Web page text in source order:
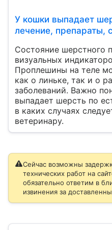
У кошки выпадает
лечение, препараты,
Состояние шерстного
визуальных
Проплешины на теле
как о линьке, так и о
заболеваний. Важно
выпадает шерсть по
в каких случаях
ветеринару.
Сейчас возможны
технических работ на
обязательно ответим в
извинения за